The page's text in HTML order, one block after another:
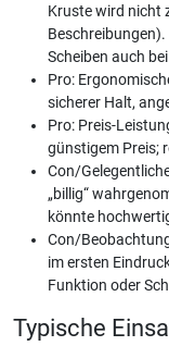
Kruste wird nicht
Scheiben auch
Pro:
sicherer Halt,
Pro: Preis-
günstigem Preis;
Con/
„billig“
könnte
Con/
im ersten
Funktion oder
Typische